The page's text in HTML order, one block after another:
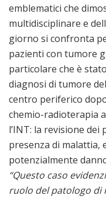
emblematici che
multidisciplinare e
giorno si confronta
pazienti con tumore
particolare che è
diagnosi di tumore
centro periferico
chemio-radioterapia
l’INT: la revisione
presenza di
potenzialmente
“Questo caso
ruolo del patologo